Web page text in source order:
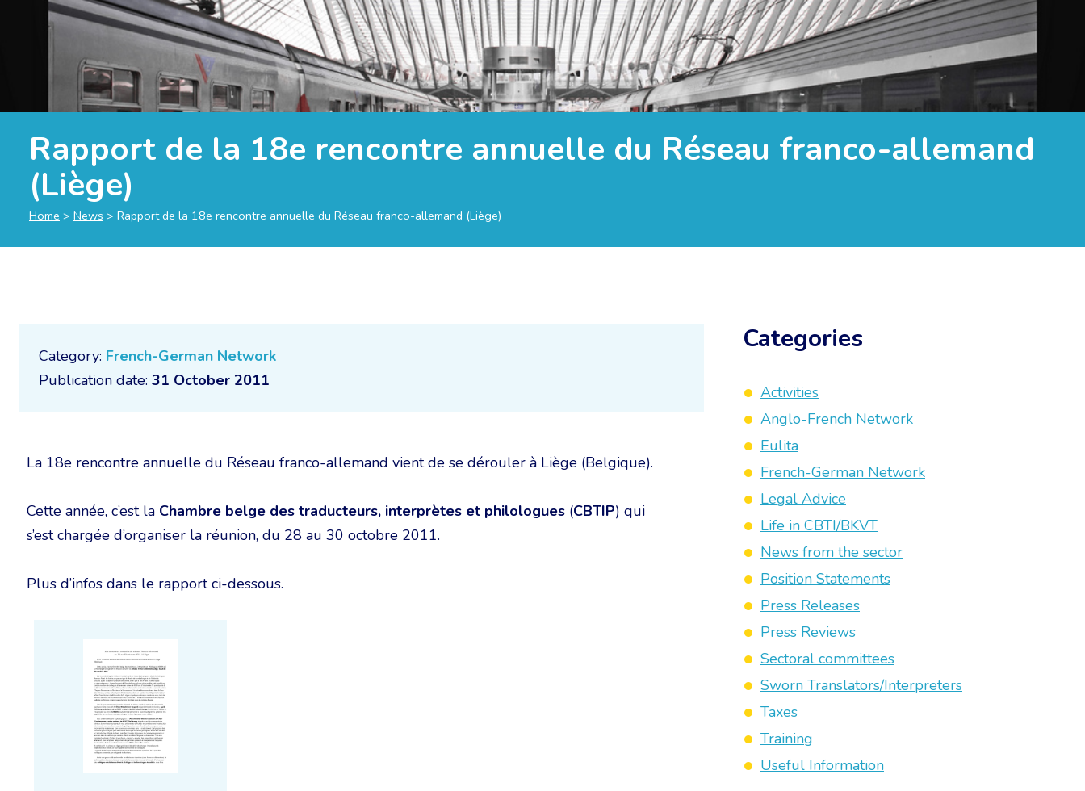
Rapport de la 18e rencontre annuelle du Réseau franco-allemand
(Liège)
Home > News > Rapport de la 18e rencontre annuelle du Réseau franco-allemand (Liège)
Category: French-German Network
Publication date: 31 October 2011
La 18e rencontre annuelle du Réseau franco-allemand vient de se dérouler à Liège (Belgique).
Cette année, c’est la Chambre belge des traducteurs, interprètes et philologues (CBTIP) qui
s’est chargée d’organiser la réunion, du 28 au 30 octobre 2011.
Plus d’infos dans le rapport ci-dessous.
Categories
Activities
Anglo-French Network
Eulita
French-German Network
Legal Advice
Life in CBTI/BKVT
News from the sector
Position Statements
Press Releases
Press Reviews
Sectoral committees
Sworn Translators/Interpreters
Taxes
Training
Useful Information